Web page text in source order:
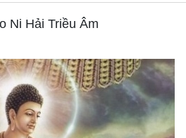
Ni Hải Triều Âm